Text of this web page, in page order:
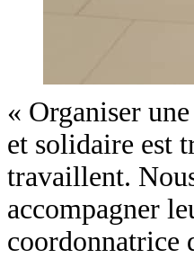
« Organiser
et solidaire est
travaillent.
accompagner
coordonnatrice